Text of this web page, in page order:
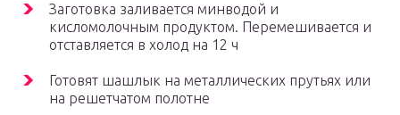
Заготовка заливается минводой и
кисломолочным продуктом. Перемешивается и
отставляется в холод на 12 ч
Готовят шашлык на металлических прутьях или
на решетчатом полотне